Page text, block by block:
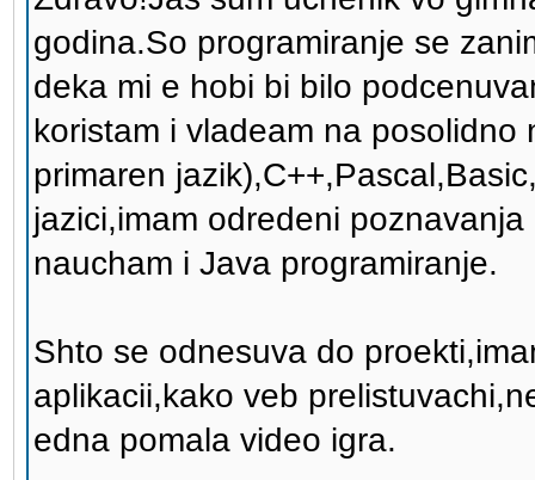
godina.So programiranje se
deka mi e hobi bi bilo
koristam i vladeam na
primaren
jazici,imam odredeni
naucham i Java programiranje.
Shto se odnesuva do
aplikacii,kako veb
edna pomala video igra.